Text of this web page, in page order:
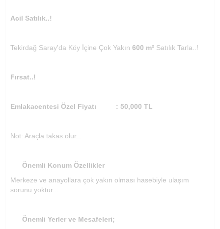
Acil Satılık..!
Tekirdağ Saray'da Köy İçine Çok Yakın 600 m² Satılık Tarla..!
Fırsat..!
Emlakacentesi Özel Fiyatı : 50,000 TL
Not: Araçla takas olur...
Önemli Konum Özellikler
Merkeze ve anayollara çok yakın olması hasebiyle ulaşım
sorunu yoktur...
Önemli Yerler ve Mesafeleri;